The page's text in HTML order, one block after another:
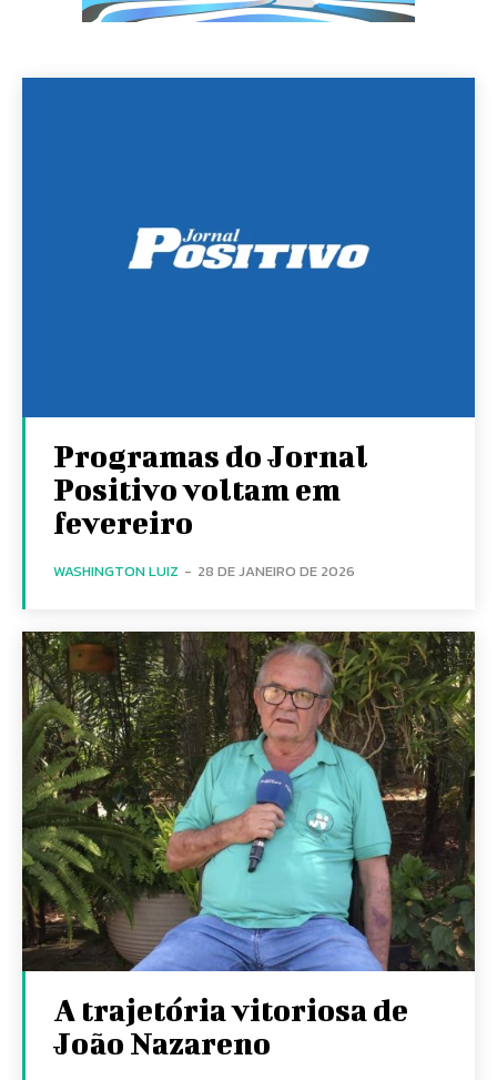
Programas do Jornal
Positivo voltam em
fevereiro
WASHINGTON LUIZ - 28 DE JANEIRO DE 2026
A trajetória vitoriosa de
João Nazareno